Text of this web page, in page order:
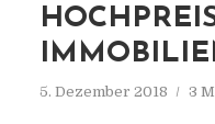
5. Dezember 2018 3